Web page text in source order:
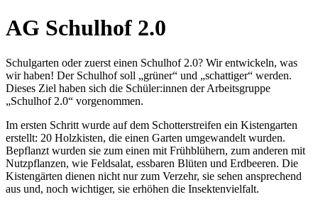
AG Schulhof 2.0
Schulgarten oder zuerst einen Schulhof 2.0? Wir entwickeln, was
wir haben! Der Schulhof soll „grüner“ und „schattiger“ werden.
Dieses Ziel haben sich die Schüler:innen der Arbeitsgruppe
„Schulhof 2.0“ vorgenommen.
Im ersten Schritt wurde auf dem Schotterstreifen ein Kistengarten
erstellt: 20 Holzkisten, die einen Garten umgewandelt wurden.
Bepflanzt wurden sie zum einen mit Frühblühern, zum anderen mit
Nutzpflanzen, wie Feldsalat, essbaren Blüten und Erdbeeren. Die
Kistengärten dienen nicht nur zum Verzehr, sie sehen ansprechend
aus und, noch wichtiger, sie erhöhen die Insektenvielfalt.